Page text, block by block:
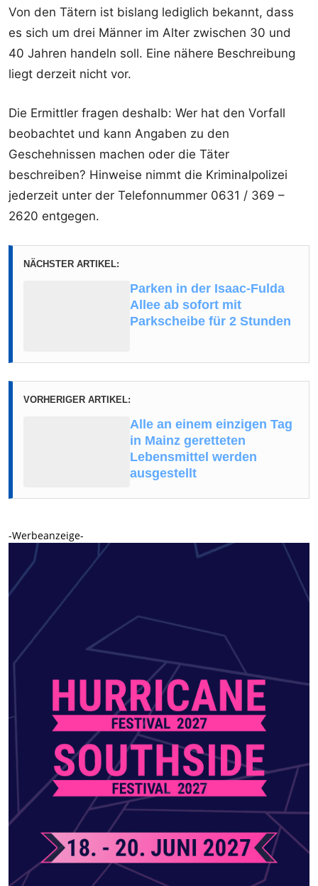
Von den Tätern ist bislang lediglich bekannt, dass
es sich um drei Männer im Alter zwischen 30 und
40 Jahren handeln soll. Eine nähere Beschreibung
liegt derzeit nicht vor.
Die Ermittler fragen deshalb: Wer hat den Vorfall
beobachtet und kann Angaben zu den
Geschehnissen machen oder die Täter
beschreiben? Hinweise nimmt die Kriminalpolizei
jederzeit unter der Telefonnummer 0631 / 369 –
2620 entgegen.
NÄCHSTER ARTIKEL:
Parken in der Isaac-Fulda
Allee ab sofort mit
Parkscheibe für 2 Stunden
VORHERIGER ARTIKEL:
Alle an einem einzigen Tag
in Mainz geretteten
Lebensmittel werden
ausgestellt
-Werbeanzeige-